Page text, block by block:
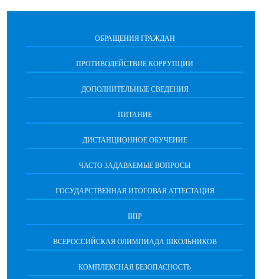
ОБРАЩЕНИЯ ГРАЖДАН
ПРОТИВОДЕЙСТВИЕ КОРРУПЦИИ
ДОПОЛНИТЕЛЬНЫЕ СВЕДЕНИЯ
ПИТАНИЕ
ДИСТАНЦИОННОЕ ОБУЧЕНИЕ
ЧАСТО ЗАДАВАЕМЫЕ ВОПРОСЫ
ГОСУДАРСТВЕННАЯ ИТОГОВАЯ АТТЕСТАЦИЯ
ВПР
ВСЕРОССИЙСКАЯ ОЛИМПИАДА ШКОЛЬНИКОВ
КОМПЛЕКСНАЯ БЕЗОПАСНОСТЬ